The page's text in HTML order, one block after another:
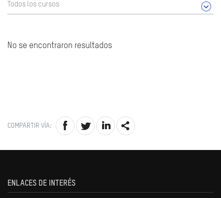
Todos los cursos
No se encontraron resultados
COMPARTIR VÍA:
ENLACES DE INTERÉS